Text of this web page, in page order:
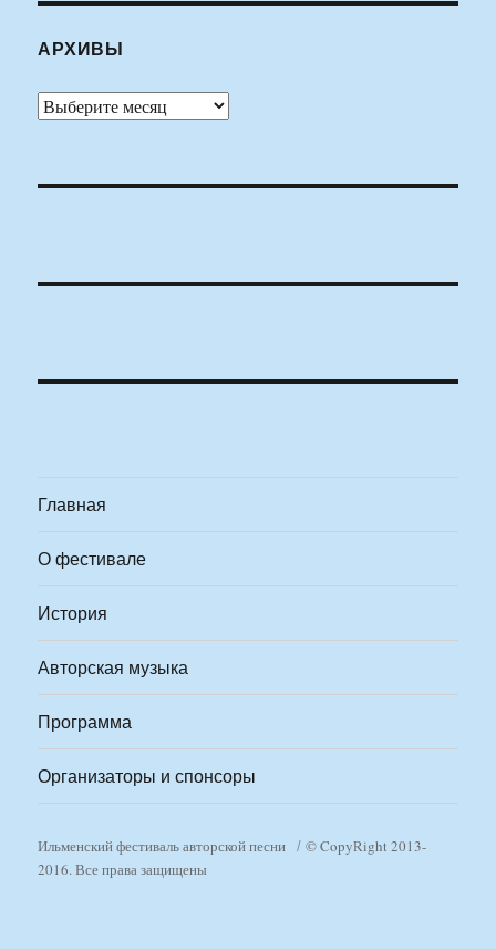
АРХИВЫ
Архивы
Главная
О фестивале
История
Авторская музыка
Программа
Организаторы и спонсоры
Ильменский фестиваль авторской песни
© CopyRight 2013-
2016. Все права защищены